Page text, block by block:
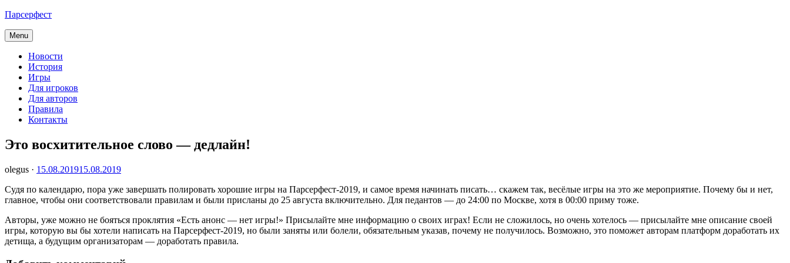
Skip
content
Парсерфест
Menu
Новости
История
Игры
Для игроков
Для авторов
Правила
Контакты
Это восхитительное слово — дедлайн!
olegus · 15.08.201915.08.2019
Судя по календарю, пора уже завершать полировать хорошие игры на Парсерфест-2019, и самое время начинать писать… скажем так, весёлые игры на это же мероприятие. Почему бы и нет,
главное, чтобы они соответствовали правилам и были присланы до 25 августа включительно. Для педантов — до 24:00 по Москве, хотя в 00:00 приму тоже.
Авторы, уже можно не бояться проклятия «Есть анонс — нет игры!» Присылайте мне информацию о своих играх! Если не сложилось, но очень хотелось — присылайте мне описание своей
игры, которую вы бы хотели написать на Парсерфест-2019, но были заняты или болели, обязательным указав, почему не получилось. Возможно, это поможет авторам платформ доработать их
детища, а будущим организаторам — доработать правила.